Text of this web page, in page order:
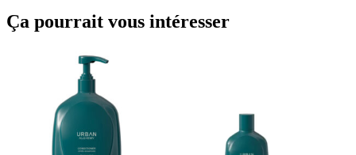
Ça pourrait vous intéresser